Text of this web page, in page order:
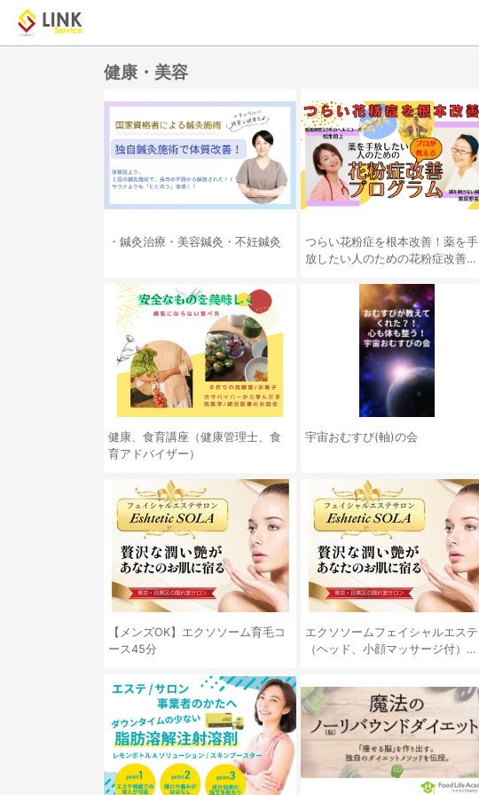
健康・美容
・鍼灸治療・美容鍼灸・不妊鍼灸
つらい花粉症を根本改善！薬を手
放したい人のための花粉症改善プ
健康、食育講座（健康管理士、食
育アドバイザー）
宇宙おむすび(軸)の会
【メンズOK】エクソソーム育毛コ
ース45分
エクソソームフェイシャルエステ
（ヘッド、小顔マッサージ付）80